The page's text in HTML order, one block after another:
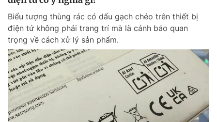
Chuyên mục khác
Chào ngày mới Tin 24h
Tin thị trường Tin 360
Video Magazine
Tin đã lưu
Tin đã xem
Đăng xuất
Biểu tượng thùng rác có dấu gạch chéo trên thiết bị
điện tử không phải trang trí mà là cảnh báo quan
trọng về cách xử lý sản phẩm.